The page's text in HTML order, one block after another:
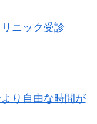
ニック受診
り自由な時間が